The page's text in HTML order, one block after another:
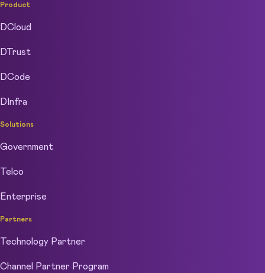
Product
DCloud
DTrust
DCode
DInfra
Solutions
Government
Telco
Enterprise
Partners
Technology Partner
Channel Partner Program